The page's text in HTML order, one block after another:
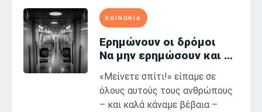
ΚΟΙΝΩΝΙΑ
Ερημώνουν οι δρόμοι
Να μην ερημώσουν και οι
ζωές μας
«Μείνετε σπίτι!» είπαμε σε
όλους αυτούς τους ανθρώπους
– και καλά κάναμε βέβαια –